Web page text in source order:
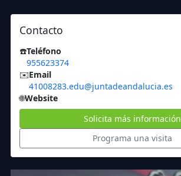
Contacto
☎️Teléfono
955623374
✉️Email
41008283.edu@juntadeandalucia.es
🌐Website
Solicita más información
Programa una visita